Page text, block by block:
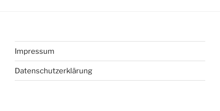
Impressum
Datenschutzerklärung